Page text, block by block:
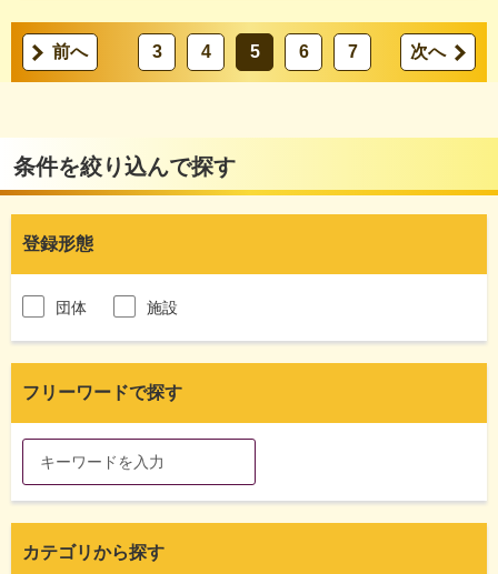
前へ 3 4 5 6 7 次へ
条件を絞り込んで探す
登録形態
団体 施設
フリーワードで探す
カテゴリから探す